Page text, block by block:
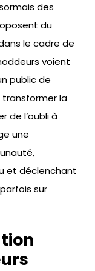
des
du
le cadre de
voient
public de
transformer la
de l’oubli à
une
et déclenchant
sur